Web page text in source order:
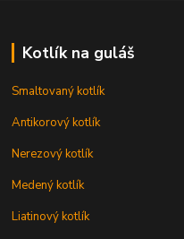
Kotlík na guláš
Smaltovaný kotlík
Antikorový kotlík
Nerezový kotlík
Medený kotlík
Liatinový kotlík